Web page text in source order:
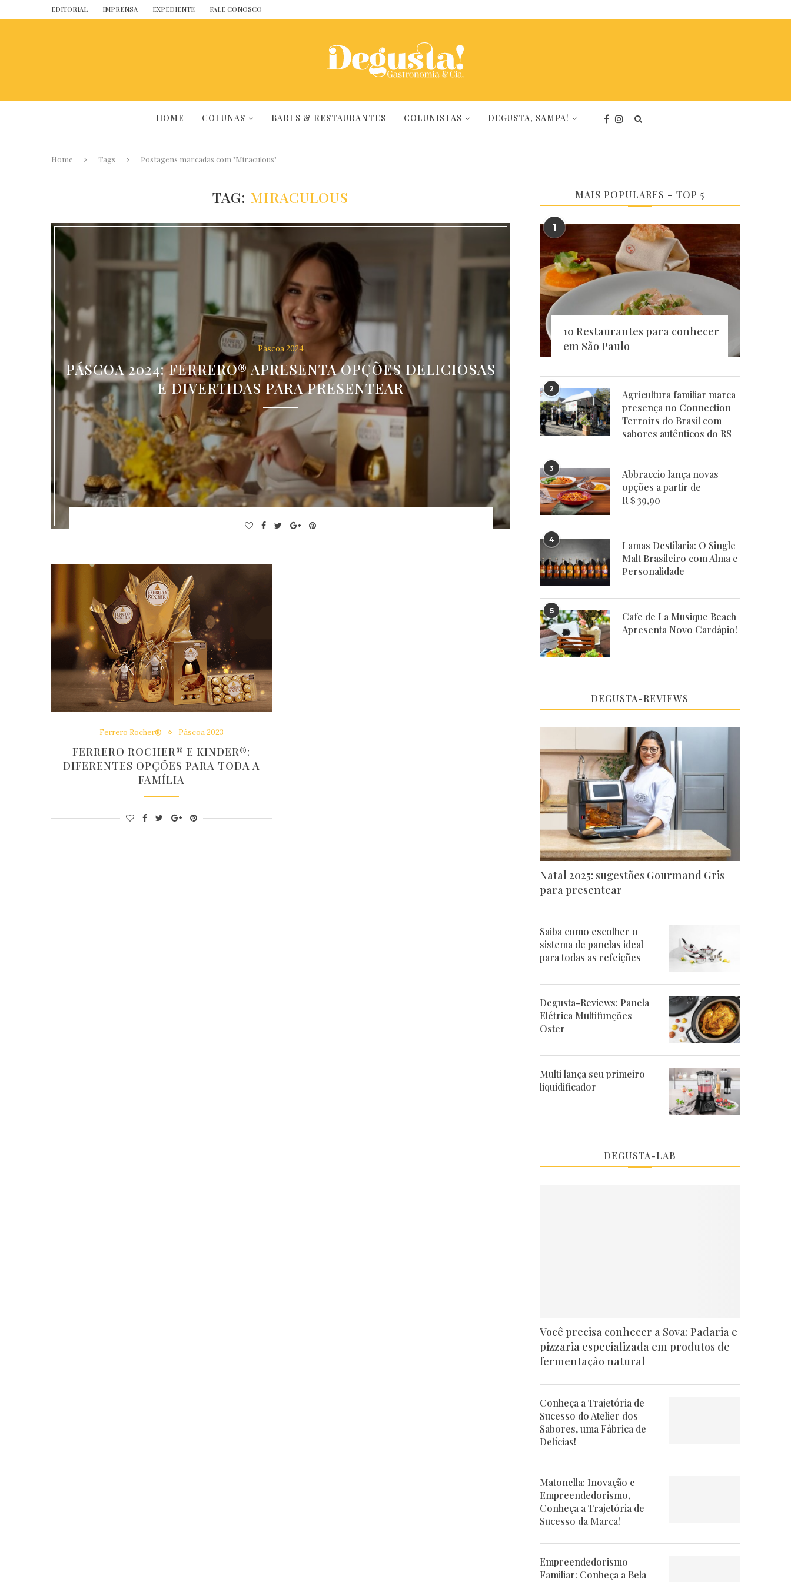
EDITORIAL IMPRENSA EXPEDIENTE FALE CONOSCO
HOME COLUNAS BARES & RESTAURANTES COLUNISTAS DEGUSTA, SAMPA!
Home Tags Postagens marcadas com "Miraculous"
TAG: MIRACULOUS
Páscoa 2024
PÁSCOA 2024: FERRERO® APRESENTA OPÇÕES DELICIOSAS
E DIVERTIDAS PARA PRESENTEAR
Ferrero Rocher® Páscoa 2023
FERRERO ROCHER® E KINDER®:
DIFERENTES OPÇÕES PARA TODA A
FAMÍLIA
MAIS POPULARES – TOP 5
1
10 Restaurantes para conhecer
em São Paulo
2
Agricultura familiar marca
presença no Connection
Terroirs do Brasil com
sabores autênticos do RS
3
Abbraccio lança novas
opções a partir de
R＄39,90
4
Lamas Destilaria: O Single
Malt Brasileiro com Alma e
Personalidade
5
Cafe de La Musique Beach
Apresenta Novo Cardápio!
DEGUSTA-REVIEWS
Natal 2025: sugestões Gourmand Gris
para presentear
Saiba como escolher o
sistema de panelas ideal
para todas as refeições
Degusta-Reviews: Panela
Elétrica Multifunções
Oster
Multi lança seu primeiro
liquidificador
DEGUSTA-LAB
Você precisa conhecer a Sova: Padaria e
pizzaria especializada em produtos de
fermentação natural
Conheça a Trajetória de
Sucesso do Atelier dos
Sabores, uma Fábrica de
Delícias!
Matonella: Inovação e
Empreendedorismo,
Conheça a Trajetória de
Sucesso da Marca!
Empreendedorismo
Familiar: Conheça a Bela